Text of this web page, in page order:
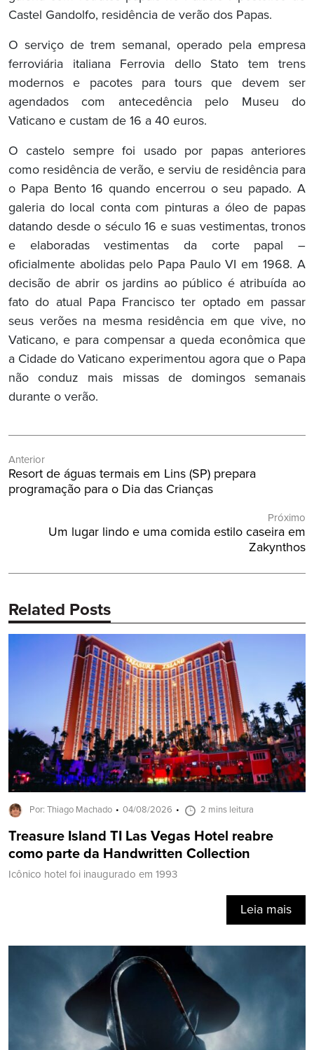
Castel Gandolfo, residência de verão dos Papas.
O serviço de trem semanal, operado pela empresa
ferroviária italiana Ferrovia dello Stato tem trens
modernos e pacotes para tours que devem ser
agendados com antecedência pelo Museu do
Vaticano e custam de 16 a 40 euros.
O castelo sempre foi usado por papas anteriores
como residência de verão, e serviu de residência para
o Papa Bento 16 quando encerrou o seu papado. A
galeria do local conta com pinturas a óleo de papas
datando desde o século 16 e suas vestimentas, tronos
e elaboradas vestimentas da corte papal –
oficialmente abolidas pelo Papa Paulo VI em 1968. A
decisão de abrir os jardins ao público é atribuída ao
fato do atual Papa Francisco ter optado em passar
seus verões na mesma residência em que vive, no
Vaticano, e para compensar a queda econômica que
a Cidade do Vaticano experimentou agora que o Papa
não conduz mais missas de domingos semanais
durante o verão.
de
Post
Anterior
Post
Anterior:
Resort de águas termais em Lins (SP) prepara
programação para o Dia das Crianças
Próximo
Próximo
Um lugar lindo e uma comida estilo caseira em
Zakynthos
Related Posts
Por: Thiago Machado 04/08/2026 2 mins leitura
Treasure Island TI Las Vegas Hotel reabre
como parte da Handwritten Collection
Icônico hotel foi inaugurado em 1993
Leia mais